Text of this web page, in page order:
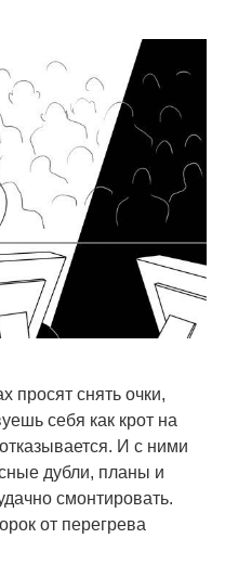
просят снять очки,
себя как крот на
И с ними
дубли, планы и
смонтировать.
от перегрева